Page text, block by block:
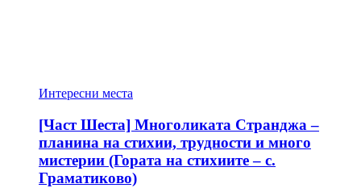
Интересни места
[Част Шеста] Многоликата Странджа –
планина на стихии, трудности и много
мистерии (Гората на стихиите – с.
Граматиково)